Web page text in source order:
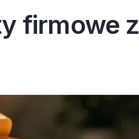
firmowe z